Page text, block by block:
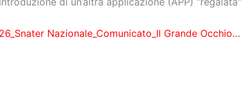
Nazionale_Comunicato_Il Grande Occhio…